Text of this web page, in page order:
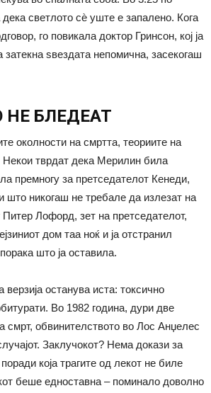
светлото сѐ уште е запалено. Кога
го повикала доктор Гринсон, кој ја
затекна ѕвездата непомична, засекогаш
БЛЕДЕАТ
околности на смртта, теориите на
Некои тврдат дека Мерилин била
премногу за претседателот Кенеди,
што никогаш не требале да излезат на
Лофорд, зет на претседателот,
дом таа ноќ и ја отстранил
што ја оставила.
останува иста: токсично
Во 1982 година, дури две
смрт, обвинителството во Лос Анџелес
Заклучокот? Нема докази за
која трагите од лекот не биле
беше едноставна – поминало доволно